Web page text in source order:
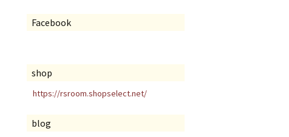
Facebook
shop
https://rsroom.shopselect.net/
blog